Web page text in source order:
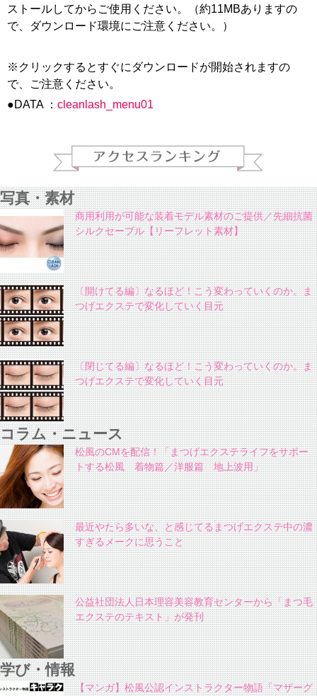
ストールしてからご使用ください。（約11MBありますの
で、ダウンロード環境にご注意ください。）
※クリックするとすぐにダウンロードが開始されますの
で、ご注意ください。
●DATA ： cleanlash_menu01
写真・素材
商用利用が可能な装着モデル素材のご提供／先細抗菌
シルクセーブル【リーフレット素材】
〔開けてる編〕なるほど！こう変わっていくのか。ま
つげエクステで変化していく目元
〔閉じてる編〕なるほど！こう変わっていくのか。ま
つげエクステで変化していく目元
コラム・ニュース
松風のCMを配信！「まつげエクステライフをサポー
トする松風 着物篇／洋服篇 地上波用」
最近やたら多いな、と感じてるまつげエクステ中の濃
すぎるメークに思うこと
公益社団法人日本理容美容教育センターから「まつ毛
エクステのテキスト」が発刊
学び・情報
【マンガ】松風公認インストラクター物語「マザーグ